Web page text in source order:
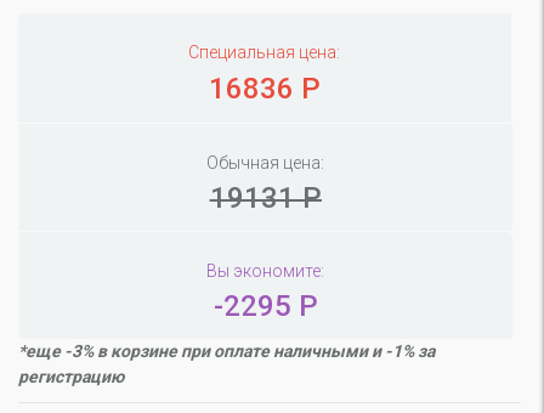
Специальная цена:
16836 Р
Обычная цена:
19131 Р
Вы экономите:
-2295 Р
*еще -3% в корзине при оплате наличными и -1% за
регистрацию